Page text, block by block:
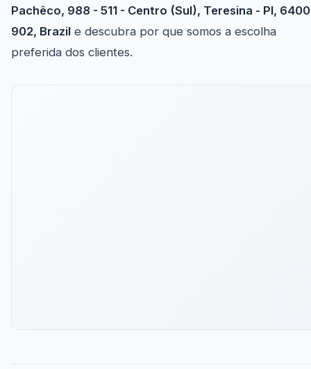
Pachêco, 988 - 511 - Centro (Sul), Teresina - PI,
902, Brazil e descubra por que somos a escolha
preferida dos clientes.